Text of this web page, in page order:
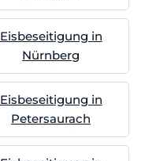
Eisbeseitigung in
Nürnberg
Eisbeseitigung in
Petersaurach